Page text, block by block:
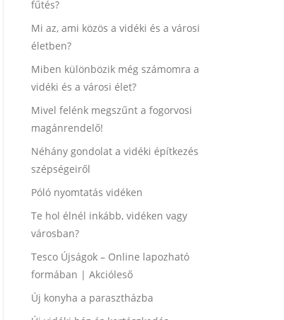
fűtés?
Mi az, ami közös a vidéki és a városi
életben?
Miben különbözik még számomra a
vidéki és a városi élet?
Mivel felénk megszűnt a fogorvosi
magánrendelő!
Néhány gondolat a vidéki építkezés
szépségeiről
Póló nyomtatás vidéken
Te hol élnél inkább, vidéken vagy
városban?
Tesco Újságok – Online lapozható
formában | Akcióleső
Új konyha a parasztházba